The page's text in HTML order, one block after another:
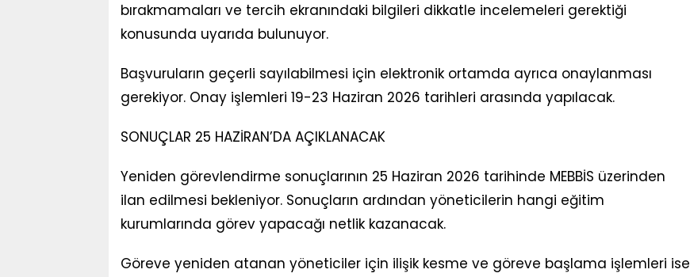
bırakmamaları ve tercih ekranındaki bilgileri dikkatle incelemeleri gerektiği
konusunda uyarıda bulunuyor.
Başvuruların geçerli sayılabilmesi için elektronik ortamda ayrıca onaylanması
gerekiyor. Onay işlemleri 19-23 Haziran 2026 tarihleri arasında yapılacak.
SONUÇLAR 25 HAZİRAN’DA AÇIKLANACAK
Yeniden görevlendirme sonuçlarının 25 Haziran 2026 tarihinde MEBBİS üzerinden
ilan edilmesi bekleniyor. Sonuçların ardından yöneticilerin hangi eğitim
kurumlarında görev yapacağı netlik kazanacak.
Göreve yeniden atanan yöneticiler için ilişik kesme ve göreve başlama işlemleri ise